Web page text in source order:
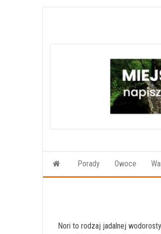
Porady Owoce
Nori to rodzaj jadalnej